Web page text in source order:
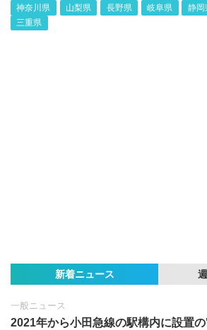
神奈川県 山梨県 長野県 岐阜県 静岡
三重県
新着ニュース
一般ニュース
2021年から小田急線の駅構内に設置